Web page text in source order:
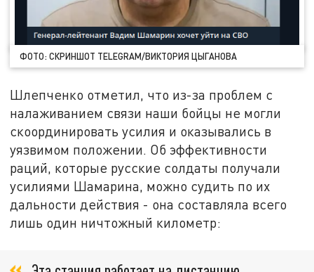
ФОТО: СКРИНШОТ TELEGRAM/ВИКТОРИЯ ЦЫГАНОВА
Шлепченко отметил, что из-за проблем с
налаживанием связи наши бойцы не могли
скоординировать усилия и оказывались в
уязвимом положении. Об эффективности
раций, которые русские солдаты получали
усилиями Шамарина, можно судить по их
дальности действия - она составляла всего
лишь один ничтожный километр: